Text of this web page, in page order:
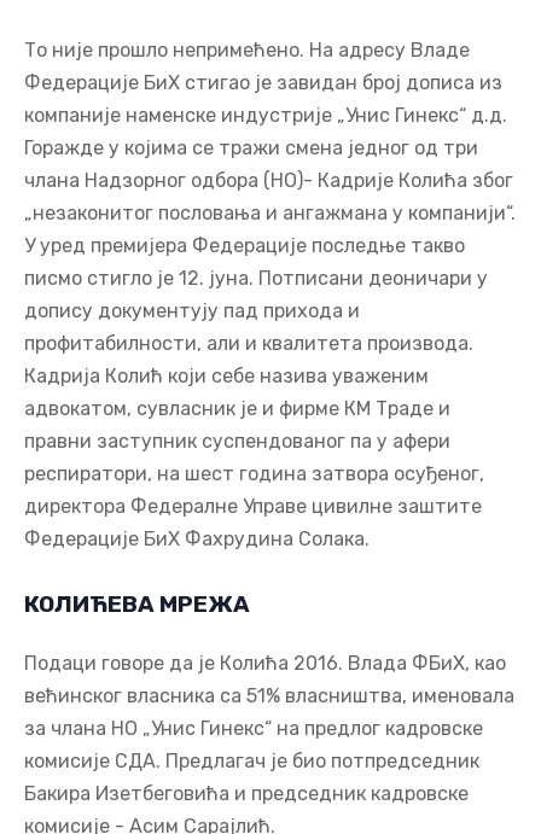
То није прошло непримећено. На адресу Владе
Федерације БиХ стигао је завидан број дописа из
компаније наменске индустрије „Унис Гинекс“ д.д.
Горажде у којима се тражи смена једног од три
члана Надзорног одбора (НО)- Кадрије Колића због
„незаконитог пословања и ангажмана у компанији“.
У уред премијера Федерације последње такво
писмо стигло је 12. јуна. Потписани деоничари у
допису документују пад прихода и
профитабилности, али и квалитета производа.
Кадрија Колић који себе назива уваженим
адвокатом, сувласник је и фирме КМ Траде и
правни заступник суспендованог па у афери
респиратори, на шест година затвора осуђеног,
директора Федералне Управе цивилне заштите
Федерације БиХ Фахрудина Солака.
КОЛИЋЕВА МРЕЖА
Подаци говоре да је Колића 2016. Влада ФБиХ, као
већинског власника са 51% власништва, именовала
за члана НО „Унис Гинекс“ на предлог кадровске
комисије СДА. Предлагач је био потпредседник
Бакира Изетбеговића и председник кадровске
комисије - Асим Сарајлић.